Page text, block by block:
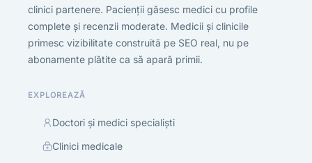
clinici partenere. Pacienții găsesc medici cu profile
complete și recenzii moderate. Medicii și clinicile
primesc vizibilitate construită pe SEO real, nu pe
abonamente plătite ca să apară primii.
EXPLOREAZĂ
Doctori și medici specialiști
Clinici medicale